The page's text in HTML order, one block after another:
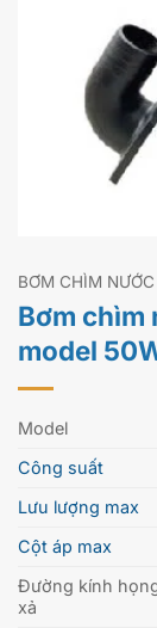
BƠM CHÌM
Bơm chìm
model
Model
Công suất
Lưu lượng max
Cột áp max
Đường kính
xả